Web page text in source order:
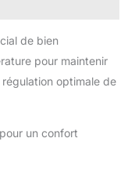
de bien
pour maintenir
optimale de
un confort